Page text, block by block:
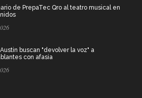
de PrepaTec Qro al teatro musical en
buscan "devolver la voz" a
con afasia